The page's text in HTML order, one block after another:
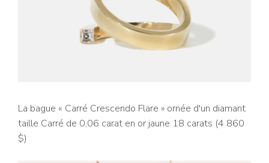
La bague « Carré Crescendo Flare » ornée d'un diamant
taille Carré de 0,06 carat en or jaune 18 carats (4 860
$)